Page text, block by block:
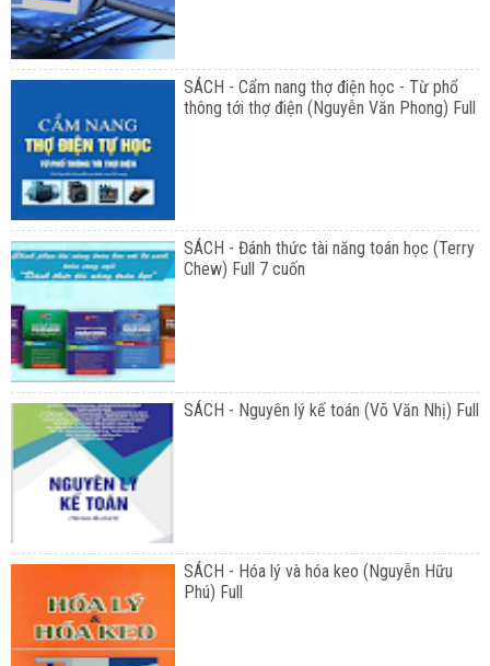
SÁCH - Cẩm nang thợ điện học - Từ phổ
thông tới thợ điện (Nguyễn Văn Phong) Full
SÁCH - Đánh thức tài năng toán học (Terry
Chew) Full 7 cuốn
SÁCH - Nguyên lý kế toán (Võ Văn Nhị) Full
SÁCH - Hóa lý và hóa keo (Nguyễn Hữu
Phú) Full